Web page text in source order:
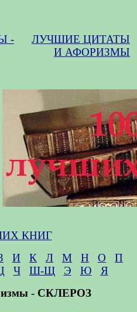
-
ЛУЧШИЕ ЦИТАТЫ
И АФОРИЗМЫ
КНИГ
И К Л М Н О
П
Ч Ш-Щ Э Ю
Я
- СКЛЕРОЗ